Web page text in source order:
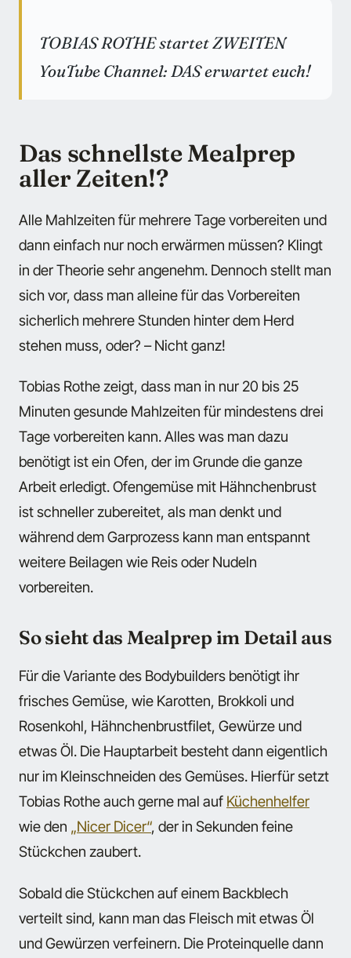
TOBIAS ROTHE startet ZWEITEN
YouTube Channel: DAS erwartet euch!
Das schnellste Mealprep
aller Zeiten!?
Alle Mahlzeiten für mehrere Tage vorbereiten und
dann einfach nur noch erwärmen müssen? Klingt
in der Theorie sehr angenehm. Dennoch stellt man
sich vor, dass man alleine für das Vorbereiten
sicherlich mehrere Stunden hinter dem Herd
stehen muss, oder? – Nicht ganz!
Tobias Rothe zeigt, dass man in nur 20 bis 25
Minuten gesunde Mahlzeiten für mindestens drei
Tage vorbereiten kann. Alles was man dazu
benötigt ist ein Ofen, der im Grunde die ganze
Arbeit erledigt. Ofengemüse mit Hähnchenbrust
ist schneller zubereitet, als man denkt und
während dem Garprozess kann man entspannt
weitere Beilagen wie Reis oder Nudeln
vorbereiten.
So sieht das Mealprep im Detail aus
Für die Variante des Bodybuilders benötigt ihr
frisches Gemüse, wie Karotten, Brokkoli und
Rosenkohl, Hähnchenbrustfilet, Gewürze und
etwas Öl. Die Hauptarbeit besteht dann eigentlich
nur im Kleinschneiden des Gemüses. Hierfür setzt
Tobias Rothe auch gerne mal auf Küchenhelfer
wie den „Nicer Dicer“, der in Sekunden feine
Stückchen zaubert.
Sobald die Stückchen auf einem Backblech
verteilt sind, kann man das Fleisch mit etwas Öl
und Gewürzen verfeinern. Die Proteinquelle dann